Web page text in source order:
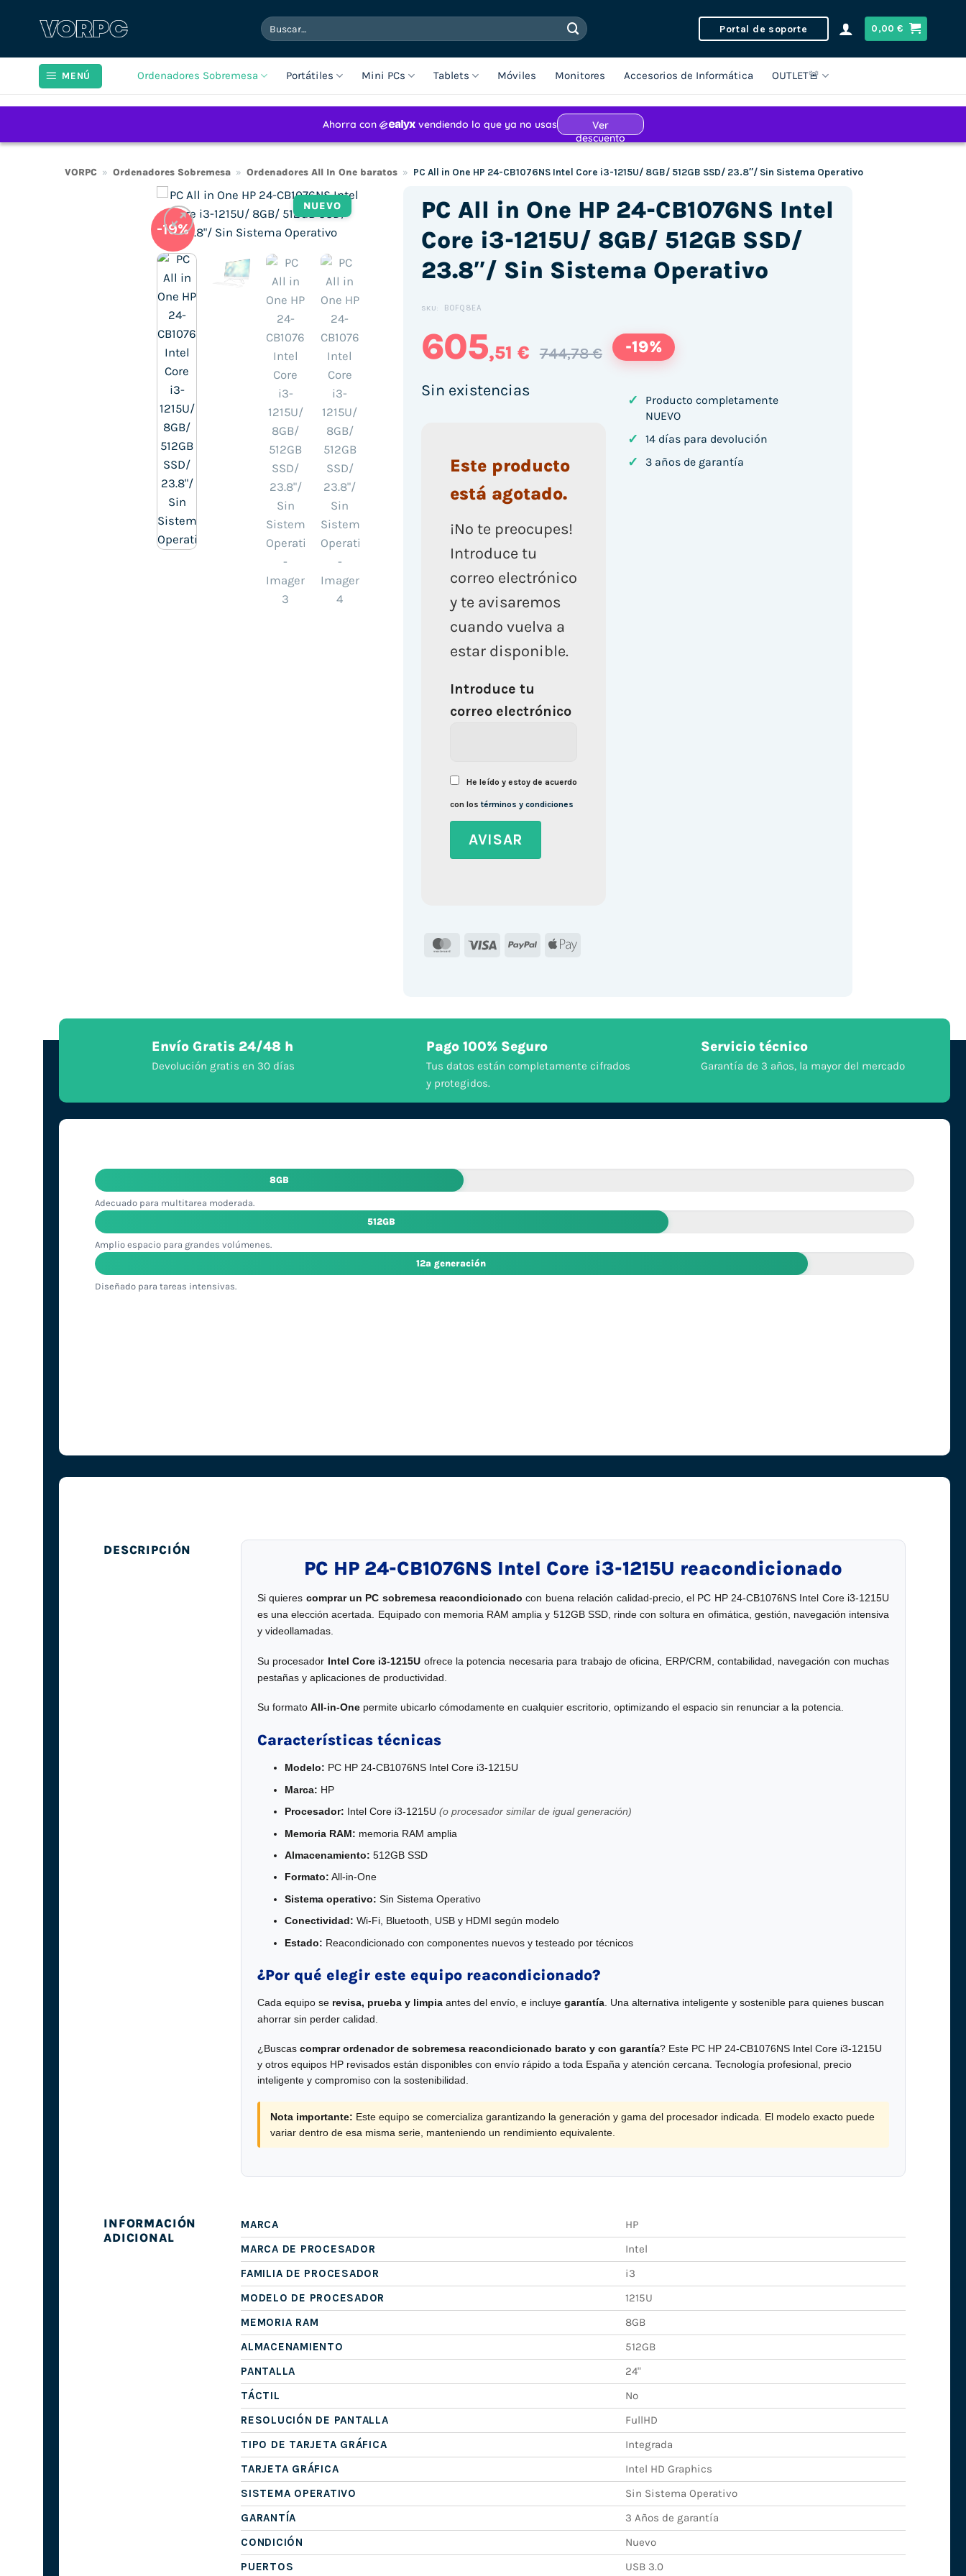
Buscar
por:
Portal de soporte 0,00€
MENÚ Ordenadores Sobremesa Portátiles Mini PCs Tablets Móviles Monitores Accesorios de Informática OUTLET🚨
VORPC » Ordenadores Sobremesa » Ordenadores All In One baratos » PC All in One HP 24-CB1076NS Intel Core i3-1215U/ 8GB/ 512GB SSD/ 23.8″/ Sin Sistema Operativo
NUEVO
-19%
PC All in One HP 24-CB1076NS Intel
Core i3-1215U/ 8GB/ 512GB SSD/
23.8″/ Sin Sistema Operativo
SKU: B0FQ8EA
605,51 € 744,78 € -19%
Sin existencias
Este producto
está agotado.
¡No te preocupes!
Introduce tu
correo electrónico
y te avisaremos
cuando vuelva a
estar disponible.
Introduce tu
correo electrónico
He leído y estoy de acuerdo
con lostérminos y condiciones
MasterCard
Visa PayPal Apple
✓
Producto completamente
NUEVO
✓ 14 días para devolución
✓ 3 años de garantía
Envío Gratis 24/48 h
Devolución gratis en 30 días
Pago 100% Seguro
Tus datos están completamente cifrados
y protegidos.
Servicio técnico
Garantía de 3 años, la mayor del mercado
8GB
Adecuado para multitarea moderada.
512GB
Amplio espacio para grandes volúmenes.
12ª generación
Diseñado para tareas intensivas.
DESCRIPCIÓN
PC HP 24-CB1076NS Intel Core i3-1215U reacondicionado
Si quieres comprar un PC sobremesa reacondicionado con buena relación calidad-precio, el PC HP 24-CB1076NS Intel Core i3-1215U
es una elección acertada. Equipado con memoria RAM amplia y 512GB SSD, rinde con soltura en ofimática, gestión, navegación intensiva
y videollamadas.
Su procesador Intel Core i3-1215U ofrece la potencia necesaria para trabajo de oficina, ERP/CRM, contabilidad, navegación con muchas
pestañas y aplicaciones de productividad.
Su formato All-in-One permite ubicarlo cómodamente en cualquier escritorio, optimizando el espacio sin renunciar a la potencia.
Características técnicas
Modelo: PC HP 24-CB1076NS Intel Core i3-1215U
Marca: HP
Procesador: Intel Core i3-1215U(o procesador similar de igual generación)
Memoria RAM: memoria RAM amplia
Almacenamiento: 512GB SSD
Formato: All-in-One
Sistema operativo: Sin Sistema Operativo
Conectividad: Wi-Fi, Bluetooth, USB y HDMI según modelo
Estado: Reacondicionado con componentes nuevos y testeado por técnicos
¿Por qué elegir este equipo reacondicionado?
Cada equipo se revisa, prueba y limpia antes del envío, e incluye garantía. Una alternativa inteligente y sostenible para quienes buscan
ahorrar sin perder calidad.
¿Buscas comprar ordenador de sobremesa reacondicionado barato y con garantía? Este PC HP 24-CB1076NS Intel Core i3-1215U
y otros equipos HP revisados están disponibles con envío rápido a toda España y atención cercana. Tecnología profesional, precio
inteligente y compromiso con la sostenibilidad.
Nota importante: Este equipo se comercializa garantizando la generación y gama del procesador indicada. El modelo exacto puede
variar dentro de esa misma serie, manteniendo un rendimiento equivalente.
INFORMACIÓN
ADICIONAL
MARCA
HP
MARCA DE PROCESADOR
Intel
FAMILIA DE PROCESADOR
i3
MODELO DE PROCESADOR
1215U
MEMORIA RAM
8GB
ALMACENAMIENTO
512GB
PANTALLA
24"
TÁCTIL
No
RESOLUCIÓN DE PANTALLA
FullHD
TIPO DE TARJETA GRÁFICA
Integrada
TARJETA GRÁFICA
Intel HD Graphics
SISTEMA OPERATIVO
Sin Sistema Operativo
GARANTÍA
3 Años de garantía
CONDICIÓN
Nuevo
PUERTOS
USB 3.0